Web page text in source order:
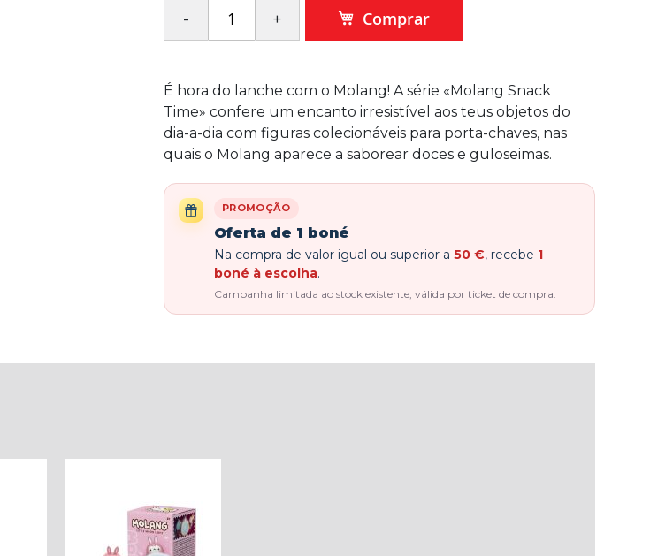
Comprar
É hora do lanche com o Molang! A série «Molang Snack
Time» confere um encanto irresistível aos teus objetos do
dia-a-dia com figuras colecionáveis para porta-chaves, nas
quais o Molang aparece a saborear doces e guloseimas.
PROMOÇÃO
Oferta de 1 boné
Na compra de valor igual ou superior a 50 €, recebe 1
boné à escolha.
Campanha limitada ao stock existente, válida por ticket de compra.